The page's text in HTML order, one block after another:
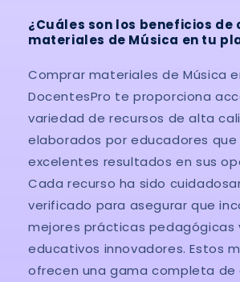
¿Cuáles son los beneficios de
materiales de Música en tu
Comprar materiales de Música
DocentesPro te proporciona
variedad de recursos de alta
elaborados por educadores
excelentes resultados en sus
Cada recurso ha sido
verificado para asegurar que
mejores prácticas pedagógicas
educativos innovadores. Estos
ofrecen una gama completa